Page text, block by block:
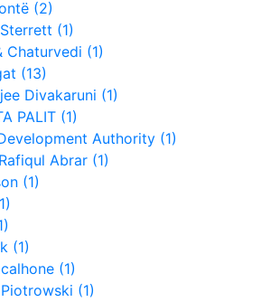
(2)
(1)
Chaturvedi (1)
(13)
Divakaruni (1)
PALIT (1)
Authority (1)
Abrar (1)
(1)
(1)
(1)
(1)